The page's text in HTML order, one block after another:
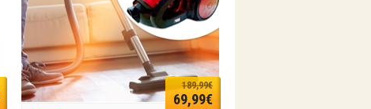
189,99€
69,99€